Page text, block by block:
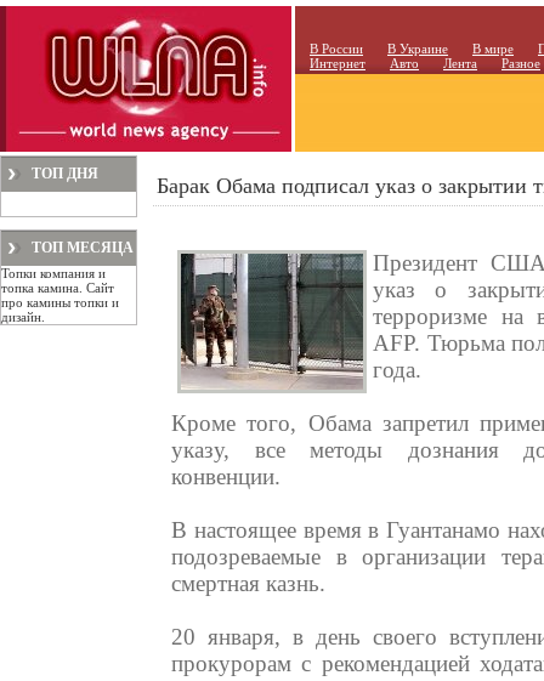
В России В Украине В мире
Интернет
Авто Лента Разное
ТОП ДНЯ
ТОП МЕСЯЦА
Топки компания и
топка камина. Сайт
про камины топки и
дизайн.
Барак Обама подписал указ о закрытии
Президент
указ о
терроризме на
AFP. Тюрьма
года.
Кроме того, Обама запретил
указу, все методы дознания
конвенции.
В настоящее время в Гуантанамо
подозреваемые в организации
смертная казнь.
20 января, в день своего
прокурорам с рекомендацией